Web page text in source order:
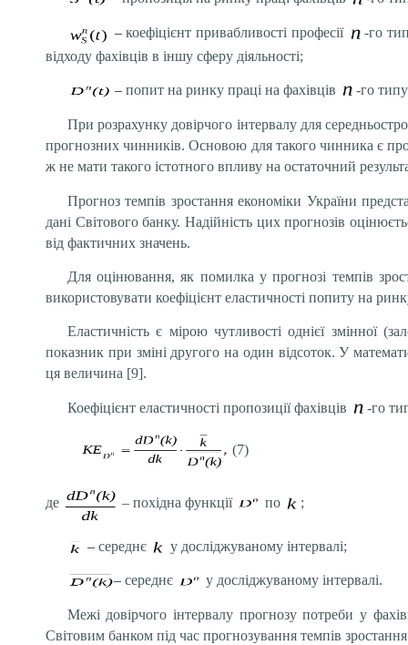
–коефіцієнт привабливості професії
-го
відходу фахівців в іншу сферу діяльності;
– попит на ринку праці на фахівців -го
При розрахунку довірчого інтервалу для
прогнозних чинників. Основою для такого чинника є
ж не мати такого істотного впливу на остаточний
Прогноз темпів зростання економіки України
дані Світового банку. Надійність цих прогнозів
від фактичних значень.
Для оцінювання, як помилка у прогнозі темпів
використовувати коефіцієнт еластичності попиту на
Еластичність є мірою чутливості однієї змінної
показник при зміні другого на один відсоток. У
ця величина [9].
Коефіцієнт еластичності пропозиції фахівців -го
(7)
де – похідна функції по ;
– середнє у досліджуваному інтервалі;
– середнє у досліджуваному інтервалі.
Межі довірчого інтервалу прогнозу потреби у
Світовим банком під час прогнозування темпів